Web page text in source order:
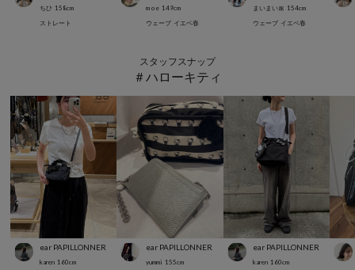
ちひ 158cm
ストレート
m o e 149cm
ウェーブ イエベ春
まいまい🎀 154cm
ウェーブ イエベ春
スタッフスナップ
＃ハローキティ
ear PAPILLONNER
karen 160cm
ear PAPILLONNER
yummi 155cm
ear PAPILLONNER
karen 160cm